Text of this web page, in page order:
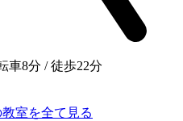
車8分 / 徒歩22分
室を全て見る